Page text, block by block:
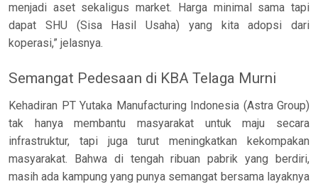
menjadi aset sekaligus market. Harga minimal sama tapi
dapat SHU (Sisa Hasil Usaha) yang kita adopsi dari
koperasi,” jelasnya.
Semangat Pedesaan di KBA Telaga Murni
Kehadiran PT Yutaka Manufacturing Indonesia (Astra Group)
tak hanya membantu masyarakat untuk maju secara
infrastruktur, tapi juga turut meningkatkan kekompakan
masyarakat. Bahwa di tengah ribuan pabrik yang berdiri,
masih ada kampung yang punya semangat bersama layaknya